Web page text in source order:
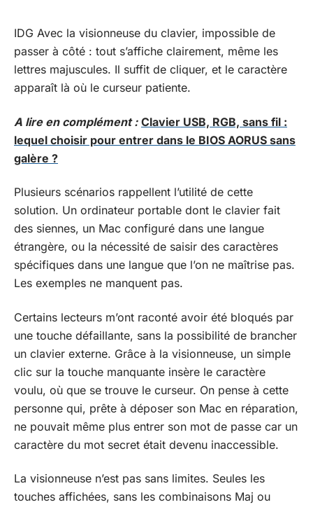
IDG Avec la visionneuse du clavier, impossible de
passer à côté : tout s’affiche clairement, même les
lettres majuscules. Il suffit de cliquer, et le caractère
apparaît là où le curseur patiente.
A lire en complément : Clavier USB, RGB, sans fil :
lequel choisir pour entrer dans le BIOS AORUS sans
galère ?
Plusieurs scénarios rappellent l’utilité de cette
solution. Un ordinateur portable dont le clavier fait
des siennes, un Mac configuré dans une langue
étrangère, ou la nécessité de saisir des caractères
spécifiques dans une langue que l’on ne maîtrise pas.
Les exemples ne manquent pas.
Certains lecteurs m’ont raconté avoir été bloqués par
une touche défaillante, sans la possibilité de brancher
un clavier externe. Grâce à la visionneuse, un simple
clic sur la touche manquante insère le caractère
voulu, où que se trouve le curseur. On pense à cette
personne qui, prête à déposer son Mac en réparation,
ne pouvait même plus entrer son mot de passe car un
caractère du mot secret était devenu inaccessible.
La visionneuse n’est pas sans limites. Seules les
touches affichées, sans les combinaisons Maj ou